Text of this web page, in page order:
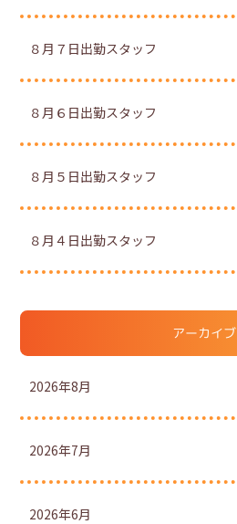
８月７日出勤スタッフ
８月６日出勤スタッフ
８月５日出勤スタッフ
８月４日出勤スタッフ
アーカイブ
2026年8月
2026年7月
2026年6月